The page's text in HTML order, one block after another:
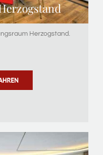
Herzogstand.